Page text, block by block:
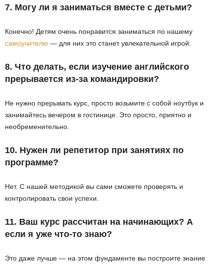
7. Могу ли я заниматься вместе с детьми?
Конечно! Детям очень понравится заниматься по нашему
самоучителю — для них это станет увлекательной игрой.
8. Что делать, если изучение английского
прерывается из-за командировки?
Не нужно прерывать курс, просто возьмите с собой ноутбук и
занимайтесь вечером в гостинице. Это просто, приятно и
необременительно.
10. Нужен ли репетитор при занятиях по
программе?
Нет. С нашей методикой вы сами сможете проверять и
контролировать свои успехи.
11. Ваш курс рассчитан на начинающих? А
если я уже что-то знаю?
Это даже лучше — на этом фундаменте вы построите знание